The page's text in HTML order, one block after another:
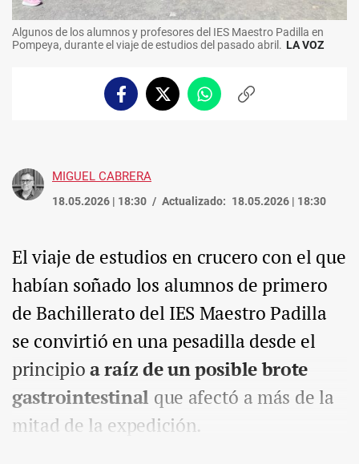
Algunos de los alumnos y profesores del IES Maestro Padilla en
Pompeya, durante el viaje de estudios del pasado abril. LA VOZ
FacebookTwitterWhatsappCopiar
MIGUEL CABRERA
18.05.2026 | 18:30 Actualizado: 18.05.2026 | 18:30
El viaje de estudios en crucero con el que
habían soñado los alumnos de primero
de Bachillerato del IES Maestro Padilla
se convirtió en una pesadilla desde el
principioa raíz de un posible brote
gastrointestinal que afectó a más de la
mitad de la expedición.